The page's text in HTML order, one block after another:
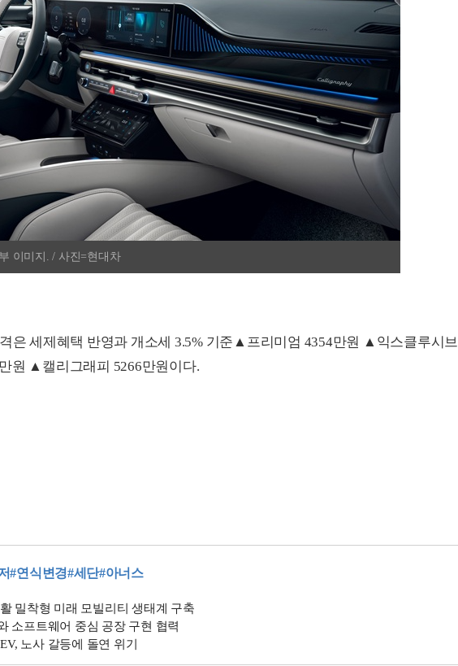
이미지. / 사진=현대차
은 세제혜택 반영과 개소세 3.5% 기준▲프리미엄 4354만원 ▲익스클루시브
원 ▲캘리그래피 5266만원이다.
#연식변경#세단#아너스
밀착형 미래 모빌리티 생태계 구축
소프트웨어 중심 공장 구현 협력
노사 갈등에 돌연 위기